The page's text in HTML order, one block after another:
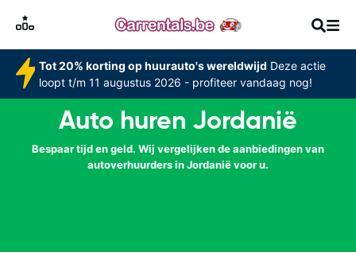
Tot 20% korting op huurauto's wereldwijd Deze actie
loopt t/m 11 augustus 2026 - profiteer vandaag nog!
Auto huren Jordanië
Bespaar tijd en geld. Wij vergelijken de aanbiedingen van
autoverhuurders in Jordanië voor u.